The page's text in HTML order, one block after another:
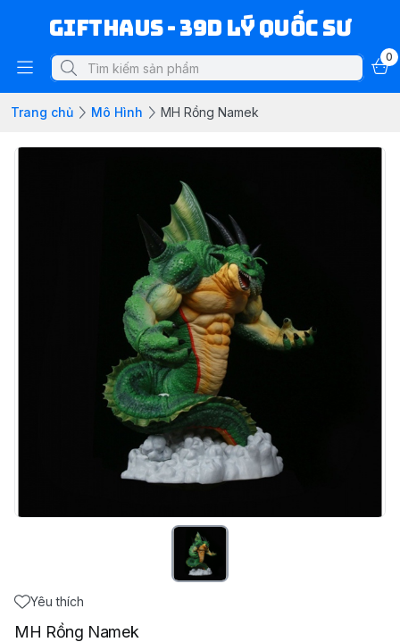
Gifthaus - 39D Lý Quốc Sư
0
Trang chủ Mô Hình MH Rồng Namek
Yêu thích
MH Rồng Namek